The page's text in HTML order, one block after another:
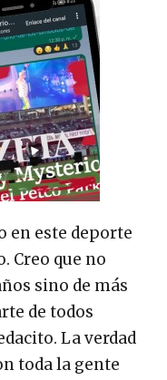
en este deporte
Creo que no
sino de más
de todos
La verdad
toda la gente